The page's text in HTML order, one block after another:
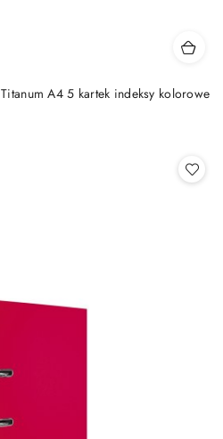
A4 5 kartek indeksy kolorowe